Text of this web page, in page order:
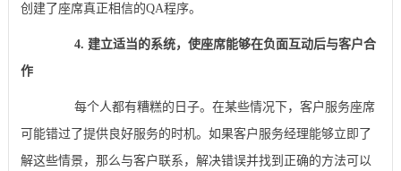
创建了座席真正相信的QA程序。
4. 建立适当的系统，使座席能够在负面互动后与客户合
作
每个人都有糟糕的日子。在某些情况下，客户服务座席
可能错过了提供良好服务的时机。如果客户服务经理能够立即了
解这些情景，那么与客户联系，解决错误并找到正确的方法可以